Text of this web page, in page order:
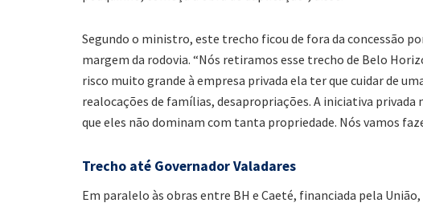
Segundo o ministro, este trecho ficou de fora da concessão
margem da rodovia. “Nós retiramos esse trecho de Belo
risco muito grande à empresa privada ela ter que cuidar de
realocações de famílias, desapropriações. A iniciativa
que eles não dominam com tanta propriedade. Nós vamos
Trecho até Governador Valadares
Em paralelo às obras entre BH e Caeté, financiada pela